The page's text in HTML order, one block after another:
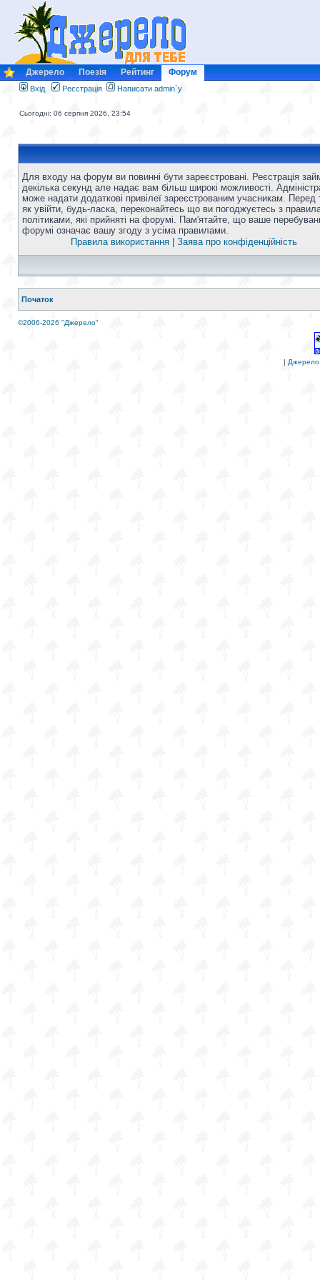
Джерело Поезія Рейтинг Форум
Вхід Реєстрація Написати admin`у
Сьогодні: 06 серпня 2026, 23:54
Для входу на форум ви повинні бути зареєстровані. Реєстрація
декілька секунд але надає вам більш широкі можливості.
може надати додаткові привілеї зареєстрованим учасникам. Перед
як увійти, будь-ласка, переконайтесь що ви погоджуєтесь з
політиками, які прийняті на форумі. Пам'ятайте, що ваше
форумі означає вашу згоду з усіма правилами.
Правила використання
Заява про конфіденційність
Початок
©2006-2026 "Джерело"
| Джерело